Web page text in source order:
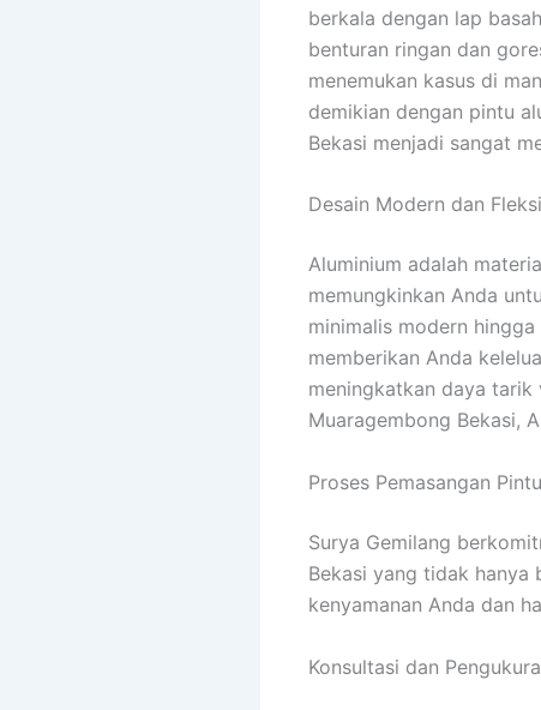
berkala dengan lap
benturan ringan dan
menemukan kasus di
demikian dengan pintu
Bekasi menjadi sangat
Desain Modern dan
Aluminium adalah
memungkinkan Anda
minimalis modern
memberikan Anda
meningkatkan daya tarik
Muaragembong Bekasi,
Proses Pemasangan
Surya Gemilang
Bekasi yang tidak hanya
kenyamanan Anda dan
Konsultasi dan